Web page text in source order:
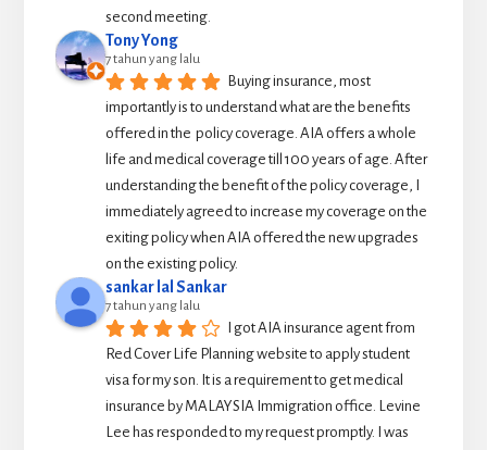
second meeting.
Tony Yong
7 tahun yang lalu
Buying insurance, most
importantly is to understand what are the benefits
offered in the  policy coverage. AIA offers a whole
life and medical coverage till 100 years of age. After
understanding the benefit of the policy coverage, I
immediately agreed to increase my coverage on the
exiting policy when AIA offered the new upgrades
on the existing policy.
sankar lal Sankar
7 tahun yang lalu
I got AIA insurance agent from
Red Cover Life Planning website to apply student
visa for my son. It is a requirement to get medical
insurance by MALAYSIA Immigration office. Levine
Lee has responded to my request promptly. I was